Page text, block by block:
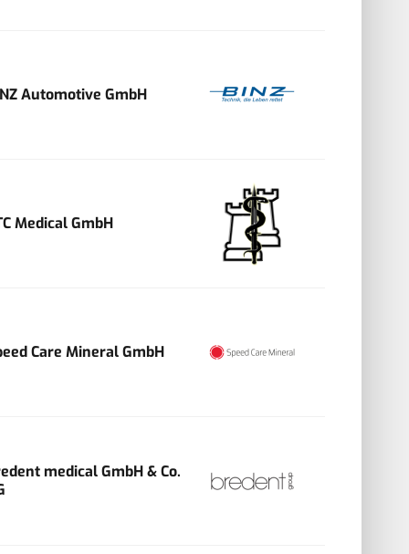
Automotive GmbH
Medical GmbH
Care Mineral GmbH
medical GmbH & Co.